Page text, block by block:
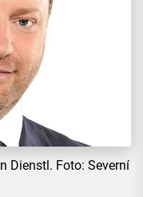
Dienstl. Foto: Severní